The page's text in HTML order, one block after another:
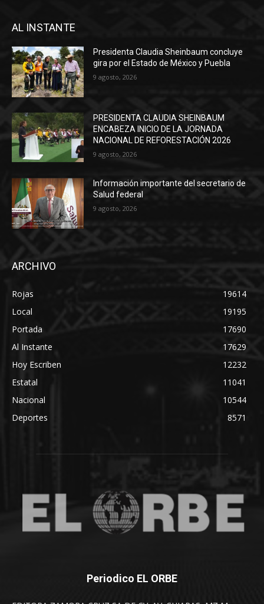
AL INSTANTE
Presidenta Claudia Sheinbaum concluye
gira por el Estado de México y Puebla
9 agosto, 2026
PRESIDENTA CLAUDIA SHEINBAUM
ENCABEZA INICIO DE LA JORNADA
NACIONAL DE REFORESTACIÓN 2026
9 agosto, 2026
Información importante del secretario de
Salud federal
9 agosto, 2026
ARCHIVO
Rojas
19614
Local
19195
Portada
17690
Al Instante
17629
Hoy Escriben
12232
Estatal
11041
Nacional
10544
Deportes
8571
Periodico EL ORBE